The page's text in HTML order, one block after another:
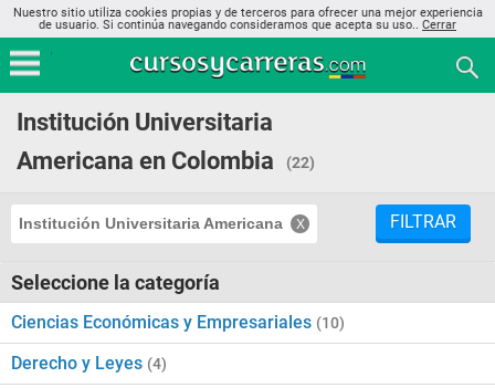
Nuestro sitio utiliza cookies propias y de terceros para ofrecer una mejor experiencia
de usuario. Si continúa navegando consideramos que acepta su uso.. Cerrar
Institución Universitaria
Americana en Colombia
(22)
Institución Universitaria Americana FILTRAR
Seleccione la categoría
Ciencias Económicas y Empresariales (10)
Derecho y Leyes (4)